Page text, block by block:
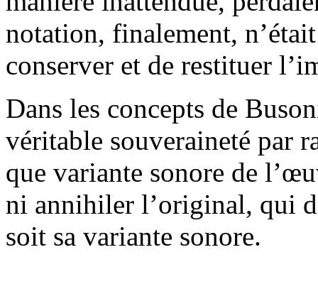
notation, finalement,
conserver et de restituer
Dans les concepts de
véritable souveraineté par
que variante sonore de
ni annihiler l’original, qui
soit sa variante sonore.